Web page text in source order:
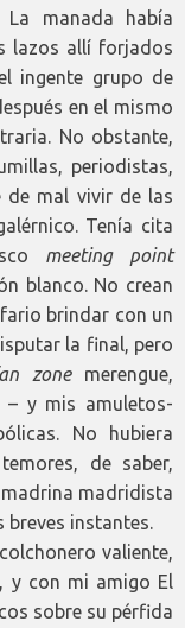
manada había
lazos allí forjados
ingente grupo de
en el mismo
No obstante,
periodistas,
de mal vivir de las
Tenía cita
meeting point
blanco. No crean
brindar con un
la final, pero
zonemerengue,
– y mis amuletos-
No hubiera
de saber,
madridista
breves instantes.
valiente,
y con mi amigo El
sobre su pérfida